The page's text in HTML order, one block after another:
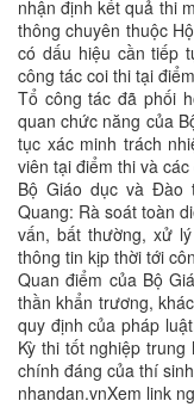
nhận định kết quả thi
thông chuyên thuộc
có dấu hiệu cần tiếp
công tác coi thi tại
Tổ công tác đã phối
quan chức năng của
tục xác minh trách
viên tại điểm thi và
Bộ Giáo dục và Đào
Quang: Rà soát toàn
vấn, bất thường, xử
thông tin kịp thời tới
Quan điểm của Bộ
thần khẩn trương,
quy định của pháp
Kỳ thi tốt nghiệp
chính đáng của thí
nhandan.vnXem link